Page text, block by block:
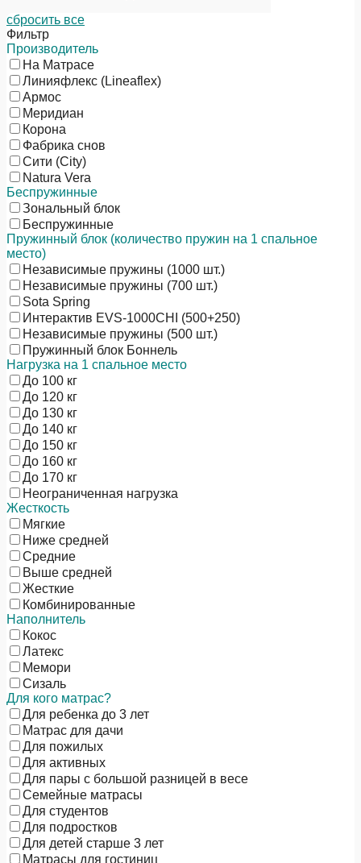
сбросить все
Фильтр
Производитель
На Матрасе
Линияфлекс (Lineaflex)
Армос
Меридиан
Корона
Фабрика снов
Сити (City)
Natura Vera
Беспружинные
Зональный блок
Беспружинные
Пружинный блок (количество пружин на 1 спальное
место)
Независимые пружины (1000 шт.)
Независимые пружины (700 шт.)
Sota Spring
Интерактив EVS-1000CHI (500+250)
Независимые пружины (500 шт.)
Пружинный блок Боннель
Нагрузка на 1 спальное место
До 100 кг
До 120 кг
До 130 кг
До 140 кг
До 150 кг
До 160 кг
До 170 кг
Неограниченная нагрузка
Жесткость
Мягкие
Ниже средней
Средние
Выше средней
Жесткие
Комбинированные
Наполнитель
Кокос
Латекс
Мемори
Сизаль
Для кого матрас?
Для ребенка до 3 лет
Матрас для дачи
Для пожилых
Для активных
Для пары с большой разницей в весе
Семейные матрасы
Для студентов
Для подростков
Для детей старше 3 лет
Матрасы для гостиниц